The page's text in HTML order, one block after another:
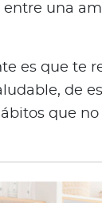
entre una
es que te
de
que